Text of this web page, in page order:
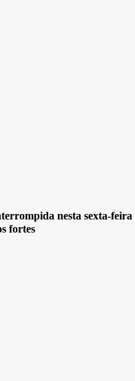
nesta sexta-feira
fortes